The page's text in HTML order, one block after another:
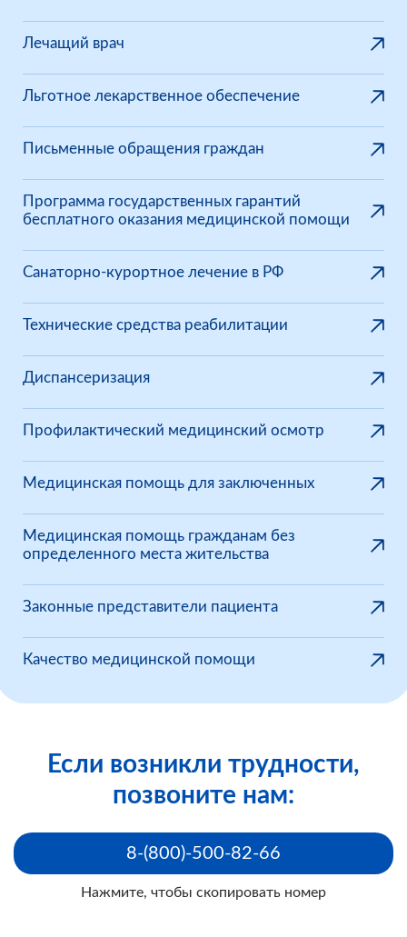
Лечащий врач
Льготное лекарственное обеспечение
Письменные обращения граждан
Программа государственных гарантий
бесплатного оказания медицинской помощи
Санаторно-курортное лечение в РФ
Технические средства реабилитации
Диспансеризация
Профилактический медицинский осмотр
Медицинская помощь для заключенных
Медицинская помощь гражданам без
определенного места жительства
Законные представители пациента
Качество медицинской помощи
Если возникли трудности,
позвоните нам:
8-(800)-500-82-66
Нажмите, чтобы скопировать номер